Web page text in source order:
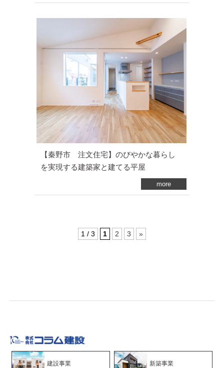
【秦野市 注文住宅】のびやかな暮らし
を実現する建築家と建てる平屋
more
1 / 3 1 2 3 »
建設事業 新築事業